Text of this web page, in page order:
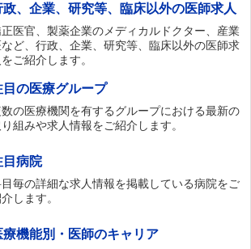
政、企業、研究等、臨床以外の医師求人
医官、製薬企業のメディカルドクター、産業
など、行政、企業、研究等、臨床以外の医師求
をご紹介します。
目の医療グループ
の医療機関を有するグループにおける最新の
組みや求人情報をご紹介します。
目病院
毎の詳細な求人情報を掲載している病院をご
します。
療機能別・医師のキャリア